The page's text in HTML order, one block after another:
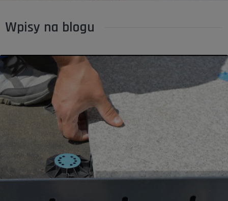
Wpisy na blogu